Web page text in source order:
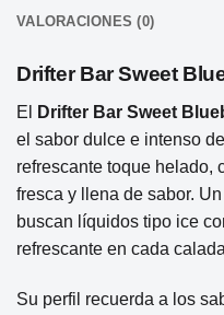
VALORACIONES (0)
Drifter Bar Sweet
El Drifter Bar Sweet
el sabor dulce e intenso
refrescante toque helado,
fresca y llena de sabor.
buscan líquidos tipo ice
refrescante en cada
Su perfil recuerda a los